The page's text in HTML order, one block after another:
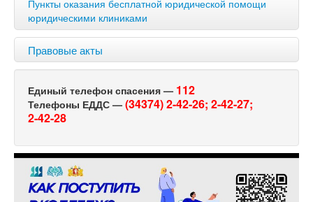
Пункты оказания бесплатной юридической помощи
юридическими клиниками
Правовые акты
Единый телефон спасения — 112
Телефоны ЕДДС — (34374) 2-42-26; 2-42-27;
2-42-28